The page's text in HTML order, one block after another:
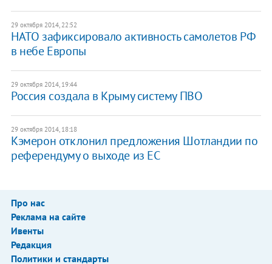
29 октября 2014, 22:52
НАТО зафиксировало активность самолетов РФ
в небе Европы
29 октября 2014, 19:44
Россия создала в Крыму систему ПВО
29 октября 2014, 18:18
Кэмерон отклонил предложения Шотландии по
референдуму о выходе из ЕС
Про нас
Реклама на сайте
Ивенты
Редакция
Политики и стандарты